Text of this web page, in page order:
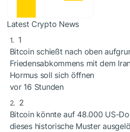
Latest Crypto News
1
Bitcoin schießt nach oben
Friedensabkommens mit dem
Hormus soll sich öffnen
vor 16 Stunden
2
Bitcoin könnte auf 48.000 US-
dieses historische Muster